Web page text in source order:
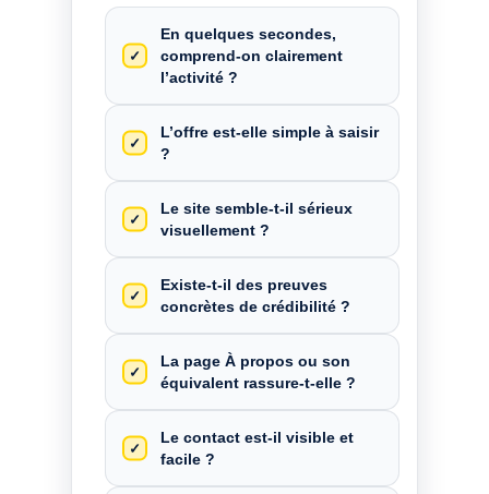
En quelques secondes,
comprend-on clairement
l’activité ?
L’offre est-elle simple à saisir
?
Le site semble-t-il sérieux
visuellement ?
Existe-t-il des preuves
concrètes de crédibilité ?
La page À propos ou son
équivalent rassure-t-elle ?
Le contact est-il visible et
facile ?